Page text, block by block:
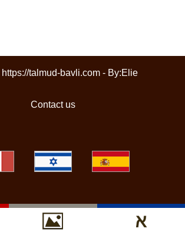
talmud-bavli.com - By:Elie
Contact us